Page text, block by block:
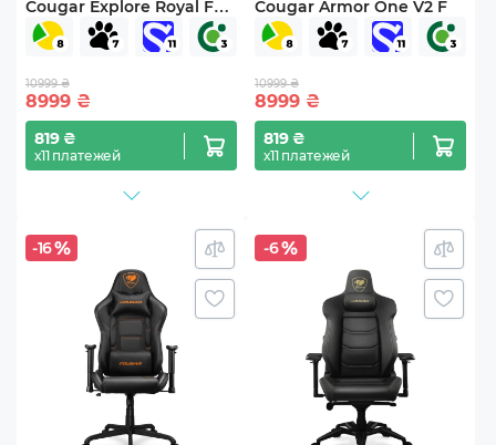
Cougar Explore Royal F
Black
10999 ₴
8999 ₴
819 ₴
х11 платежей
Cougar Armor One V2 F
10999 ₴
8999 ₴
819 ₴
х11 платежей
-16 -6